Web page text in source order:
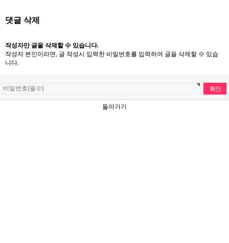
댓글 삭제
작성자만 글을 삭제할 수 있습니다.
작성자 본인이라면, 글 작성시 입력한 비밀번호를 입력하여 글을 삭제할 수 있습
니다.
돌아가기